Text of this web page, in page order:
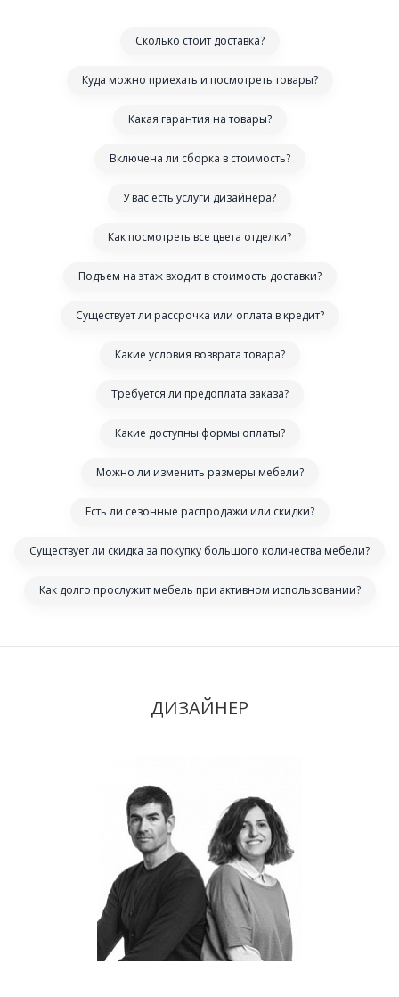
Сколько стоит доставка?
Куда можно приехать и посмотреть товары?
Какая гарантия на товары?
Включена ли сборка в стоимость?
У вас есть услуги дизайнера?
Как посмотреть все цвета отделки?
Подъем на этаж входит в стоимость доставки?
Существует ли рассрочка или оплата в кредит?
Какие условия возврата товара?
Требуется ли предоплата заказа?
Какие доступны формы оплаты?
Можно ли изменить размеры мебели?
Есть ли сезонные распродажи или скидки?
Существует ли скидка за покупку большого количества мебели?
Как долго прослужит мебель при активном использовании?
ДИЗАЙНЕР